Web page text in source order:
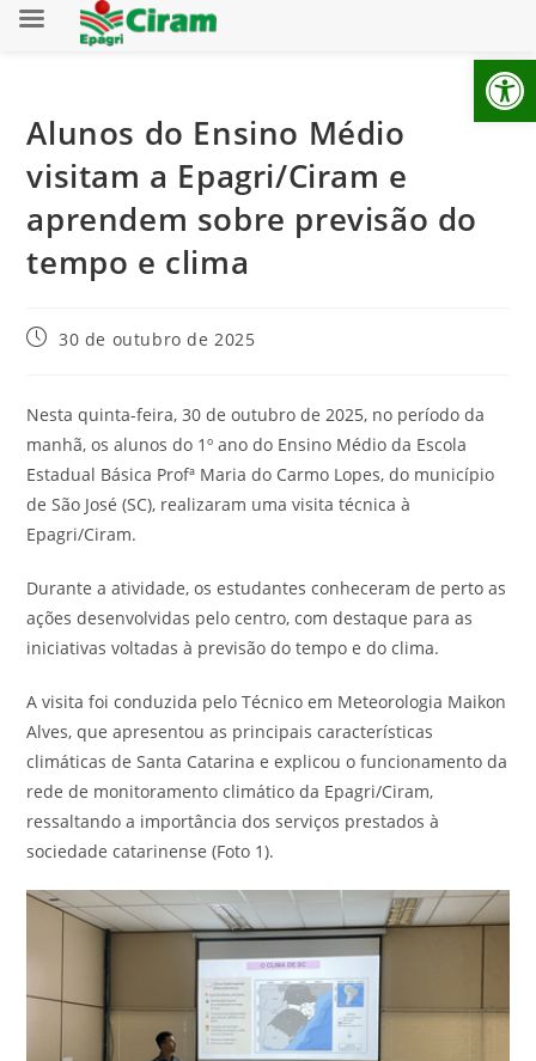
Alunos do Ensino Médio
visitam a Epagri/Ciram e
aprendem sobre previsão do
tempo e clima
30 de outubro de 2025
Nesta quinta-feira, 30 de outubro de 2025, no período da
manhã, os alunos do 1º ano do Ensino Médio da Escola
Estadual Básica Profª Maria do Carmo Lopes, do município
de São José (SC), realizaram uma visita técnica à
Epagri/Ciram.
Durante a atividade, os estudantes conheceram de perto as
ações desenvolvidas pelo centro, com destaque para as
iniciativas voltadas à previsão do tempo e do clima.
A visita foi conduzida pelo Técnico em Meteorologia Maikon
Alves, que apresentou as principais características
climáticas de Santa Catarina e explicou o funcionamento da
rede de monitoramento climático da Epagri/Ciram,
ressaltando a importância dos serviços prestados à
sociedade catarinense (Foto 1).